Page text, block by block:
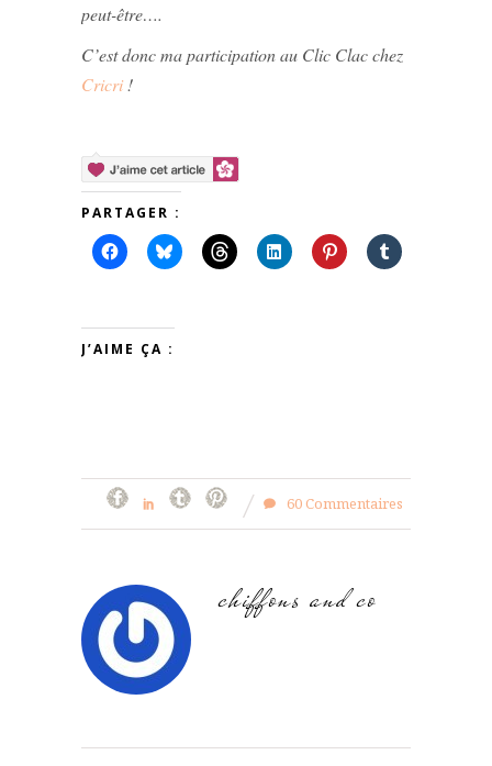
peut-être….
C’est donc ma participation au Clic Clac chez
Cricri!
PARTAGER :
J’AIME ÇA :
60 Commentaires
chiffons and co